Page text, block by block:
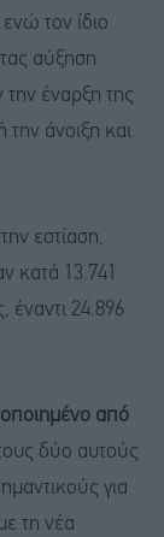
ενώ τον ίδιο
αύξηση
έναρξη της
την άνοιξη και
εστίαση,
κατά 13.741
έναντι 24.896
από
δύο αυτούς
για
τη νέα